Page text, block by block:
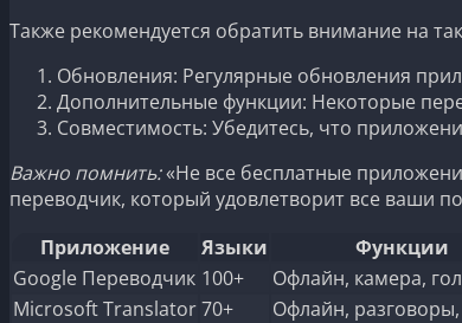
Также рекомендуется обратить внимание на
Обновления: Регулярные обновления
Дополнительные функции: Некоторые
Совместимость: Убедитесь, что
Важно помнить:«Не все бесплатные
переводчик, который удовлетворит все ваши
Приложение
Языки Функции
Google Переводчик 100+ Офлайн, камера,
Microsoft Translator70+ Офлайн,